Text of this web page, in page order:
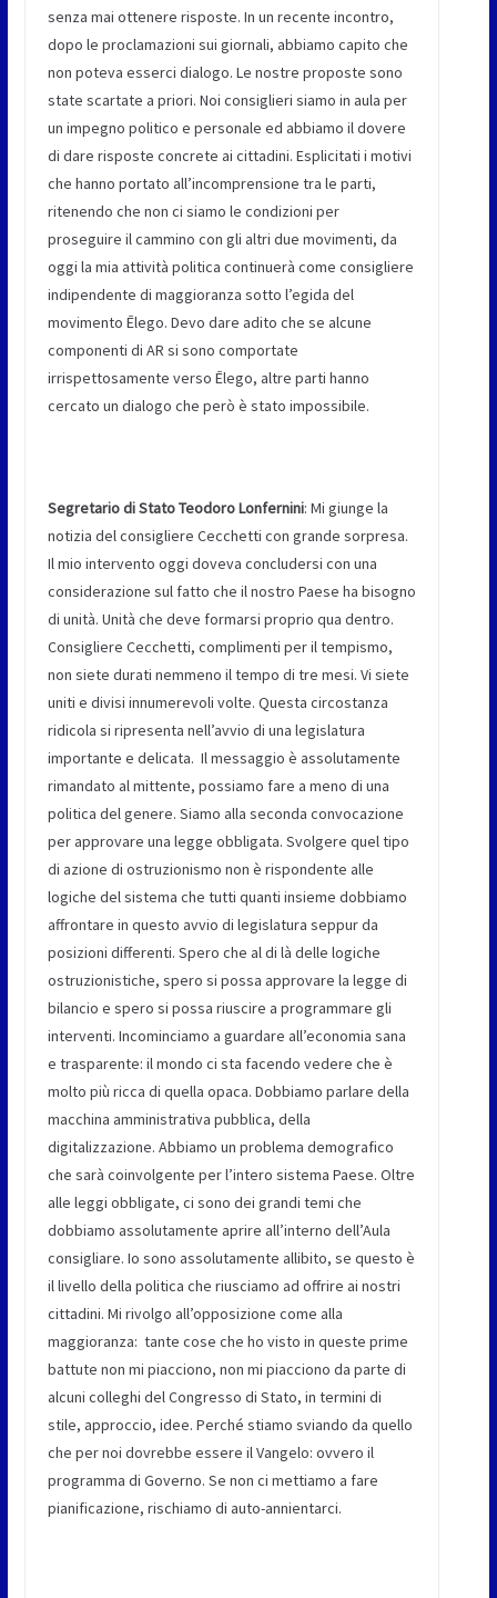
senza mai ottenere risposte. In un recente incontro,
dopo le proclamazioni sui giornali, abbiamo capito che
non poteva esserci dialogo. Le nostre proposte sono
state scartate a priori. Noi consiglieri siamo in aula per
un impegno politico e personale ed abbiamo il dovere
di dare risposte concrete ai cittadini. Esplicitati i motivi
che hanno portato all’incomprensione tra le parti,
ritenendo che non ci siamo le condizioni per
proseguire il cammino con gli altri due movimenti, da
oggi la mia attività politica continuerà come consigliere
indipendente di maggioranza sotto l’egida del
movimento Ēlego. Devo dare adito che se alcune
componenti di AR si sono comportate
irrispettosamente verso Ēlego, altre parti hanno
cercato un dialogo che però è stato impossibile.
Segretario di Stato Teodoro Lonfernini: Mi giunge la
notizia del consigliere Cecchetti con grande sorpresa.
Il mio intervento oggi doveva concludersi con una
considerazione sul fatto che il nostro Paese ha bisogno
di unità. Unità che deve formarsi proprio qua dentro.
Consigliere Cecchetti, complimenti per il tempismo,
non siete durati nemmeno il tempo di tre mesi. Vi siete
uniti e divisi innumerevoli volte. Questa circostanza
ridicola si ripresenta nell’avvio di una legislatura
importante e delicata. Il messaggio è assolutamente
rimandato al mittente, possiamo fare a meno di una
politica del genere. Siamo alla seconda convocazione
per approvare una legge obbligata. Svolgere quel tipo
di azione di ostruzionismo non è rispondente alle
logiche del sistema che tutti quanti insieme dobbiamo
affrontare in questo avvio di legislatura seppur da
posizioni differenti. Spero che al di là delle logiche
ostruzionistiche, spero si possa approvare la legge di
bilancio e spero si possa riuscire a programmare gli
interventi. Incominciamo a guardare all’economia sana
e trasparente: il mondo ci sta facendo vedere che è
molto più ricca di quella opaca. Dobbiamo parlare della
macchina amministrativa pubblica, della
digitalizzazione. Abbiamo un problema demografico
che sarà coinvolgente per l’intero sistema Paese. Oltre
alle leggi obbligate, ci sono dei grandi temi che
dobbiamo assolutamente aprire all’interno dell’Aula
consigliare. Io sono assolutamente allibito, se questo è
il livello della politica che riusciamo ad offrire ai nostri
cittadini. Mi rivolgo all’opposizione come alla
maggioranza: tante cose che ho visto in queste prime
battute non mi piacciono, non mi piacciono da parte di
alcuni colleghi del Congresso di Stato, in termini di
stile, approccio, idee. Perché stiamo sviando da quello
che per noi dovrebbe essere il Vangelo: ovvero il
programma di Governo. Se non ci mettiamo a fare
pianificazione, rischiamo di auto-annientarci.